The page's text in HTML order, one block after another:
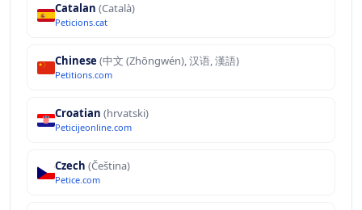
Catalan (Català)
Peticions.cat
Chinese (中文 (Zhōngwén), 汉语, 漢語)
Petitions.com
Croatian (hrvatski)
Peticijeonline.com
Czech (Čeština)
Petice.com